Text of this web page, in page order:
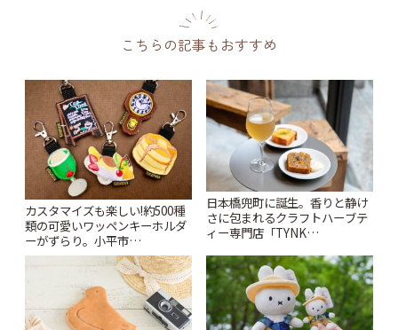
こちらの記事もおすすめ
カスタマイズも楽しい!約500種
類の可愛いワッペンキーホルダ
ーがずらり。小平市
「Kimamaya T&K」 | ことりっ
日本橋兜町に誕生。香りと静け
さに包まれるクラフトハーブテ
ィー専門店「TYNK